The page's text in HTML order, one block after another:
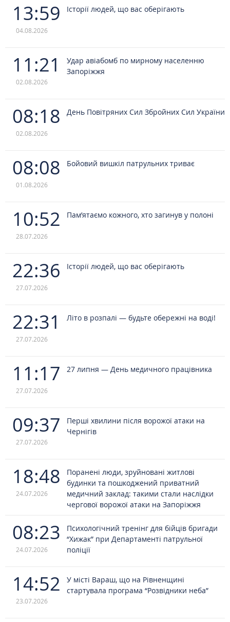
13:59
04.08.2026
Історії людей, що вас оберігають
11:21
02.08.2026
Удар авіабомб по мирному населенню
Запоріжжя
08:18
02.08.2026
День Повітряних Сил Збройних Сил України
08:08
01.08.2026
Бойовий вишкіл патрульних триває
10:52
28.07.2026
Пам’ятаємо кожного, хто загинув у полоні
22:36
27.07.2026
Історії людей, що вас оберігають
22:31
27.07.2026
Літо в розпалі — будьте обережні на воді!
11:17
27.07.2026
27 липня — День медичного працівника
09:37
27.07.2026
Перші хвилини після ворожої атаки на
Чернігів
18:48
24.07.2026
Поранені люди, зруйновані житлові
будинки та пошкоджений приватний
медичний заклад: такими стали наслідки
чергової ворожої атаки на Запоріжжя
08:23
24.07.2026
Психологічний тренінг для бійців бригади
“Хижак” при Департаменті патрульної
поліції
14:52
23.07.2026
У місті Вараш, що на Рівненщині
стартувала програма “Розвідники неба”